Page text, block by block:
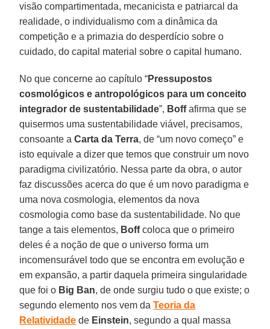
visão compartimentada, mecanicista e patriarcal da
realidade, o individualismo com a dinâmica da
competição e a primazia do desperdício sobre o
cuidado, do capital material sobre o capital humano.
No que concerne ao capítulo “Pressupostos
cosmológicos e antropológicos para um conceito
integrador de sustentabilidade”, Boffafirma que se
quisermos uma sustentabilidade viável, precisamos,
consoante aCarta da Terra, de “um novo começo” e
isto equivale a dizer que temos que construir um novo
paradigma civilizatório. Nessa parte da obra, o autor
faz discussões acerca do que é um novo paradigma e
uma nova cosmologia, elementos da nova
cosmologia como base da sustentabilidade. No que
tange a tais elementos, Boffcoloca que o primeiro
deles é a noção de que o universo forma um
incomensurável todo que se encontra em evolução e
em expansão, a partir daquela primeira singularidade
que foi o Big Ban, de onde surgiu tudo o que existe; o
segundo elemento nos vem daTeoria da
Relatividade de Einstein, segundo a qual massa